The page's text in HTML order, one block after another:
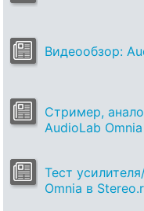
Видеообзор:
Cтример,
AudioLab Omnia
Тест
Omnia в